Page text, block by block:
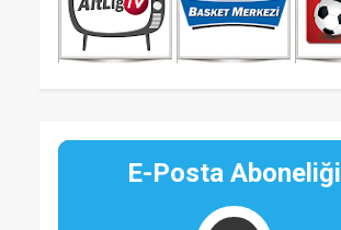
E-Posta Aboneliği